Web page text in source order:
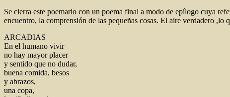
Se cierra este poemario con un poema final a modo de epílogo cuya
encuentro, la comprensión de las pequeñas cosas. El aire verdadero ,lo
ARCADIAS
En el humano vivir
no hay mayor placer
y sentido que no dudar,
buena comida, besos
y abrazos,
una copa,